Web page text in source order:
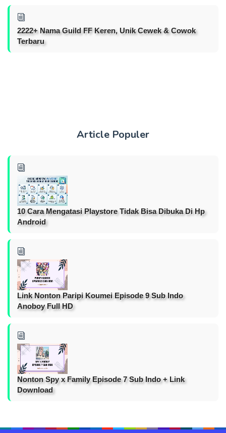
2222+ Nama Guild FF Keren, Unik Cewek & Cowok
Terbaru
Article Populer
10 Cara Mengatasi Playstore Tidak Bisa Dibuka Di Hp
Android
Link Nonton Paripi Koumei Episode 9 Sub Indo
Anoboy Full HD
Nonton Spy x Family Episode 7 Sub Indo + Link
Download